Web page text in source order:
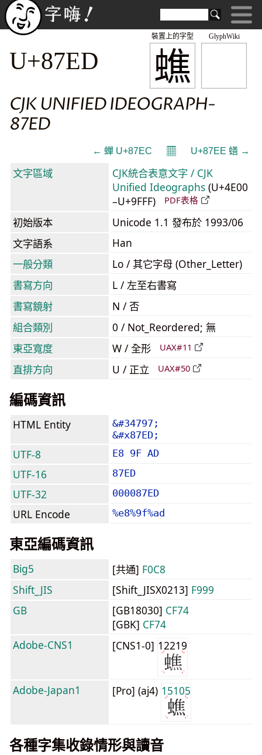
GlyphWiki
蟭
裝置上的字型
U+87ED
CJK UNIFIED IDEOGRAPH-
87ED
← 蟬 U+87EC 𝄜 U+87EE 蟮 →
文字區域
CJK統合表意文字 / CJK
Unified Ideographs (U+4E00
–U+9FFF)
PDF表格
初始版本
Unicode 1.1 發布於 1993/06
文字語系
Han
一般分類
Lo / 其它字母 (Other_Letter)
書寫方向
L / 左至右書寫
書寫鏡射
N / 否
組合類別
0 / Not_Reordered; 無
東亞寬度
W / 全形 UAX#11
直排方向 U / 正立 UAX#50
編碼資訊
HTML Entity
&#34797;
&#x87ED;
UTF-8 E8 9F AD
UTF-16 87ED
UTF-32 000087ED
URL Encode %e8%9f%ad
東亞編碼資訊
Big5 [共通] F0C8
Shift_JIS
[Shift_JISX0213] F999
GB
[GB18030] CF74
[GBK] CF74
Adobe-CNS1
[CNS1-0] 12219
Adobe-Japan1 [Pro] (aj4) 15105
各種字集收錄情形與讀音